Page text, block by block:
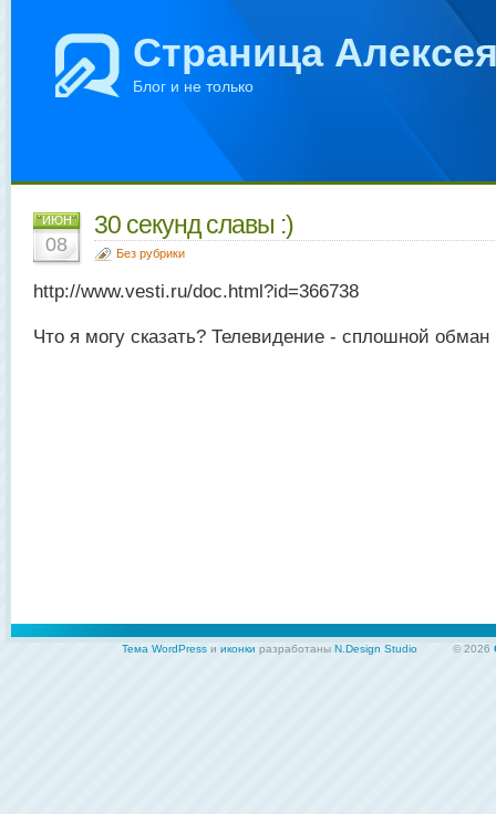
Страница
Блог и не только
ИЮН
08
30 секунд славы :)
Без рубрики
http://www.vesti.ru/doc.html?id=366738
Что я могу сказать? Телевидение - сплошной обман
Тема WordPress и иконки разработаны N.Design Studio © 2026